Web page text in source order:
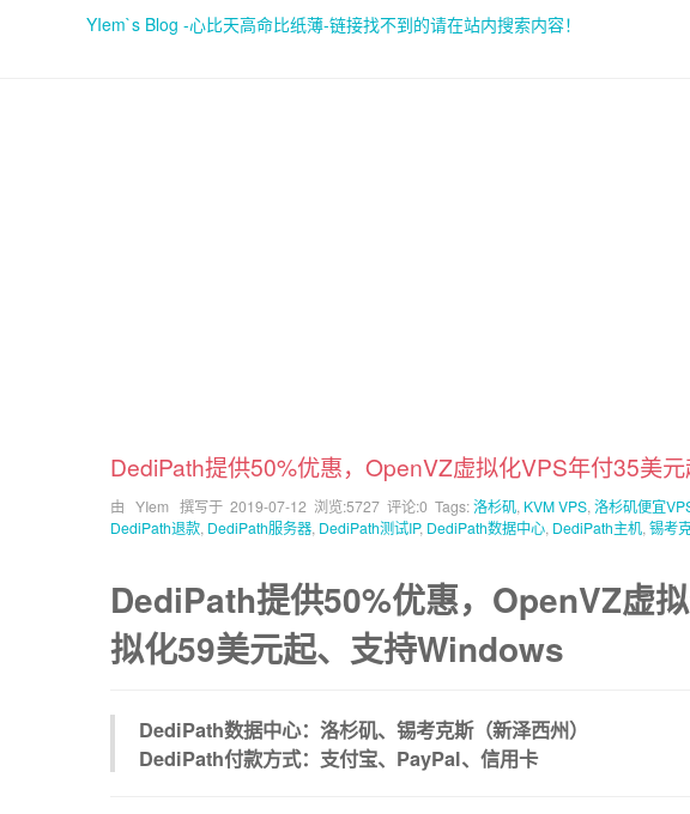
YIem`s Blog -心比天高命比纸薄-链接找不到的请在站内搜索内容！
DediPath提供50%优惠，OpenVZ虚拟化VPS年付35美
由 YIem 撰写于 2019-07-12 浏览:5727 评论:0 Tags:洛杉矶, KVM VPS, 洛杉矶便宜
DediPath退款, DediPath服务器, DediPath测试IP, DediPath数据中心, DediPath主机, 锡考
DediPath提供50%优惠，OpenVZ虚
拟化59美元起、支持Windows
DediPath数据中心：洛杉矶、锡考克斯（新泽西州）
DediPath付款方式：支付宝、PayPal、信用卡